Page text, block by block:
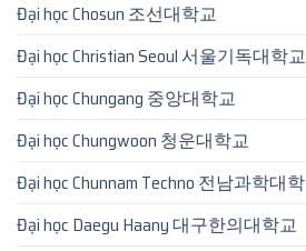
Đại học Chosun 조선대학교
Đại học Christian Seoul 서울기독대학교
Đại học Chungang 중앙대학교
Đại học Chungwoon 청운대학교
Đại học Chunnam Techno 전남과학대학
Đại học Daegu Haany 대구한의대학교